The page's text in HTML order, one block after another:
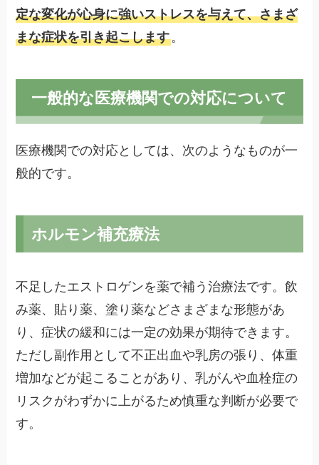
定な変化が心身に強いストレスを与えて、さまざ
まな症状を引き起こします。
一般的な医療機関での対応について
医療機関での対応としては、次のようなものが一
般的です。
ホルモン補充療法
不足したエストロゲンを薬で補う治療法です。飲
み薬、貼り薬、塗り薬などさまざまな形態があ
り、症状の緩和には一定の効果が期待できます。
ただし副作用として不正出血や乳房の張り、体重
増加などが起こることがあり、乳がんや血栓症の
リスクがわずかに上がるため慎重な判断が必要で
す。